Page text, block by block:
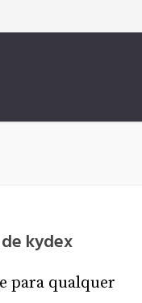
kydex
para qualquer